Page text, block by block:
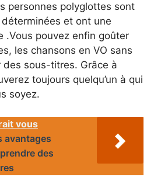
personnes polyglottes sont
et ont une
.Vous pouvez enfin goûter
les chansons en VO sans
des sous-titres. Grâce à
toujours quelqu’un à qui
soyez.
vous
avantages
des